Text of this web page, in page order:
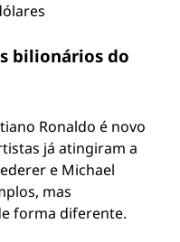
bilionários do
Ronaldo é novo
já atingiram a
e Michael
mas
forma diferente.